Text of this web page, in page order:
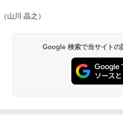
（山川 晶之）
Google 検索で当サイトの